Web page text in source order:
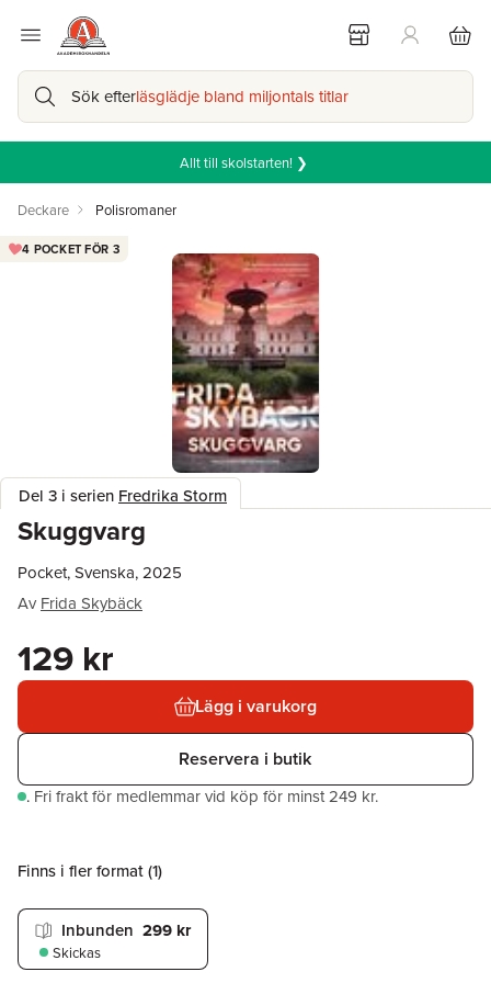
Sök efterläsglädje bland miljontals titlar
Allt till skolstarten! ❯
Deckare Polisromaner
Del 3 i serien Fredrika Storm
Skuggvarg
4 POCKET FÖR 3
Pocket, Svenska, 2025
Av Frida Skybäck
129 kr
Lägg i varukorg
Reservera i butik
. Fri frakt för medlemmar vid köp för minst 249 kr.
Finns i fler format (1)
Inbunden 299 kr
Skickas